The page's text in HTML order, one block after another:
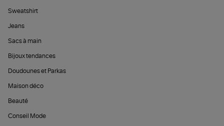
Sweatshirt
Jeans
Sacs à main
Bijoux tendances
Doudounes et Parkas
Maison déco
Beauté
Conseil Mode